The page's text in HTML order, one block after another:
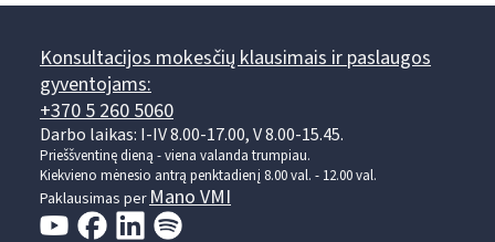
Konsultacijos mokesčių klausimais ir paslaugos
gyventojams:
+370 5 260 5060
Darbo laikas: I-IV 8.00-17.00, V 8.00-15.45.
Prieššventinę dieną - viena valanda trumpiau.
Kiekvieno mėnesio antrą penktadienį 8.00 val. - 12.00 val.
Paklausimas per Mano VMI